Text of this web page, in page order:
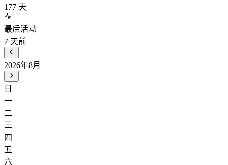
177 天
最后活动
7 天前
2026年8月
日
一
二
三
四
五
六